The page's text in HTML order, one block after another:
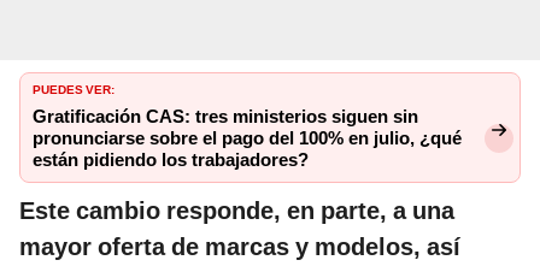
PUEDES VER:
Gratificación CAS: tres ministerios siguen sin
pronunciarse sobre el pago del 100% en julio, ¿qué
están pidiendo los trabajadores?
Este cambio responde, en parte, a una
mayor oferta de marcas y modelos, así